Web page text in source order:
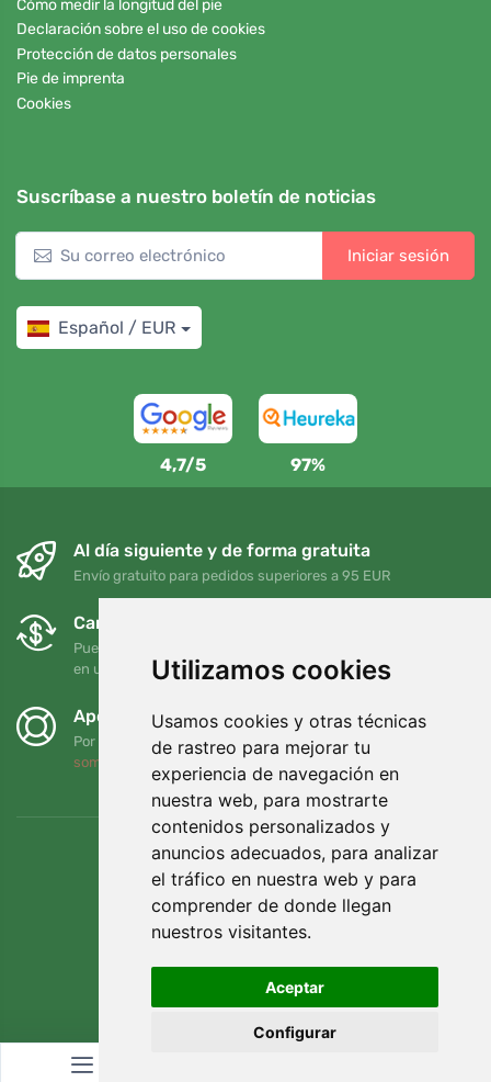
Utilizamos cookies
Usamos cookies y otras técnicas
de rastreo para mejorar tu
experiencia de navegación en
nuestra web, para mostrarte
contenidos personalizados y
anuncios adecuados, para analizar
el tráfico en nuestra web y para
comprender de donde llegan
nuestros visitantes.
Aceptar
Configurar
Cómo medir la longitud del pie
Declaración sobre el uso de cookies
Protección de datos personales
Pie de imprenta
Cookies
Suscríbase a nuestro boletín de noticias
Iniciar sesión
Español / EUR
4,7/5 97%
Al día siguiente y de forma gratuita
Envío gratuito para pedidos superiores a 95 EUR
Cambios y devoluciones gratuitos
Puede devolver o cambiar su pedido en cualquier momento
en un plazo de 90 días
Apoyamos a Trees.org
Por cada pedido plantamos un árbol. Leer más
somos